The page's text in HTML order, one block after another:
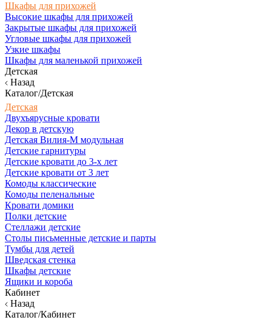
Шкафы для прихожей
Высокие шкафы для прихожей
Закрытые шкафы для прихожей
Угловые шкафы для прихожей
Узкие шкафы
Шкафы для маленькой прихожей
Детская
Назад
Каталог/Детская
Детская
Двухъярусные кровати
Декор в детскую
Детская Вилия-М модульная
Детские гарнитуры
Детские кровати до 3-х лет
Детские кровати от 3 лет
Комоды классические
Комоды пеленальные
Кровати домики
Полки детские
Стеллажи детские
Столы письменные детские и парты
Тумбы для детей
Шведская стенка
Шкафы детские
Ящики и короба
Кабинет
Назад
Каталог/Кабинет